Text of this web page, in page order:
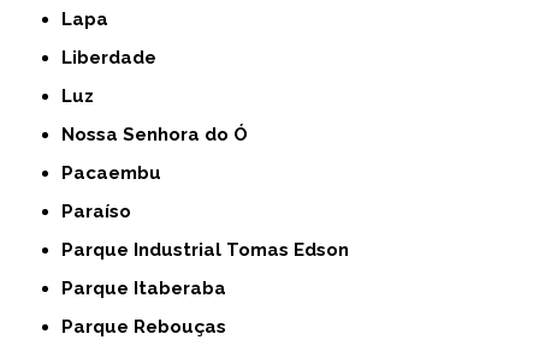
Lapa
Liberdade
Luz
Nossa Senhora do Ó
Pacaembu
Paraíso
Parque Industrial Tomas Edson
Parque Itaberaba
Parque Rebouças